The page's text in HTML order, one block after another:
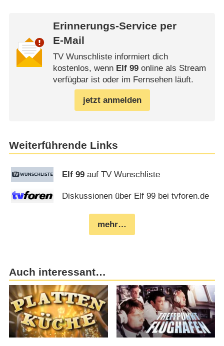
Erinnerungs-Service per
E-Mail
TV Wunschliste informiert dich
kostenlos, wenn Elf 99online als Stream
verfügbar ist oder im Fernsehen läuft.
jetzt anmelden
Weiterführende Links
Elf 99 auf TV Wunschliste
Diskussionen über Elf 99 bei tvforen.de
mehr…
Auch interessant…